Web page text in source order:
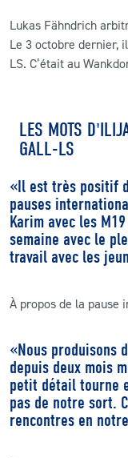
Lukas Fähndrich
Le 3 octobre dernier,
LS. C’était au
LES MOTS
GALL-LS
«Il est très positif
pauses
Karim avec les
semaine avec le
travail avec les
À propos de la pause
«Nous produisons
depuis deux mois
petit détail tourne
pas de notre sort.
rencontres en